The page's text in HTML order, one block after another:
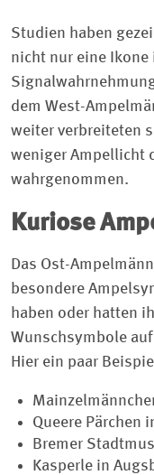
Studien haben
nicht nur eine
dem West-
weiter verbreiteten
weniger Ampellicht
wahrgenommen.
Kuriose
Das Ost-
besondere
haben oder hatten
Wunschsymbole
Hier ein paar
Queere Pärchen
Bremer
Kasperle in